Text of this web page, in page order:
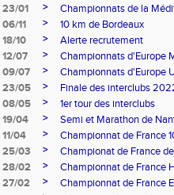
23/01 >
Championnats de la
06/11
>
10 km de Bordeaux
18/10
>
Alerte recrutement
12/07
>
Championnats d'Europe
09/07
>
Championnats d'Europe
23/05
>
Finale des interclubs
08/05
>
1er tour des interclubs
19/04
>
Semi et Marathon de
11/04
>
Championnat de France
25/03
>
Championat de France
28/02
>
Championnat de France
27/02
>
Championnat de France